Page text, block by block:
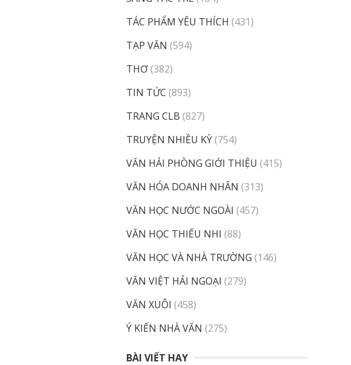
TÁC PHẨM YÊU THÍCH (431)
TẠP VĂN (594)
THƠ(382)
TIN TỨC (893)
TRANG CLB (827)
TRUYỆN NHIỀU KỲ(754)
VĂN HẢI PHÒNG GIỚI THIỆU (415)
VĂN HÓA DOANH NHÂN (313)
VĂN HỌC NƯỚC NGOÀI (457)
VĂN HỌC THIẾU NHI (88)
VĂN HỌC VÀ NHÀ TRƯỜNG (146)
VĂN VIỆT HẢI NGOẠI (279)
VĂN XUÔI (458)
Ý KIẾN NHÀ VĂN (275)
BÀI VIẾT HAY